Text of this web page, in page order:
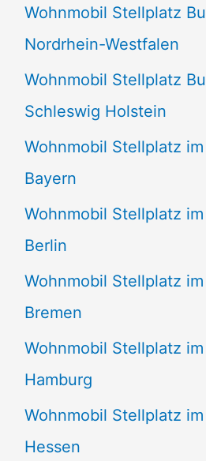
n
a
c
h
:
Wohnmobil Stellplatz
Nordrhein-Westfalen
Wohnmobil Stellplatz
Schleswig Holstein
Wohnmobil Stellplatz
Bayern
Wohnmobil Stellplatz
Berlin
Wohnmobil Stellplatz
Bremen
Wohnmobil Stellplatz
Hamburg
Wohnmobil Stellplatz
Hessen